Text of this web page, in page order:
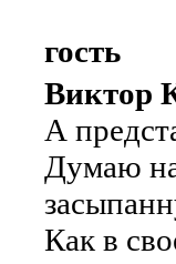
гость
Виктор
А
Думаю
Как в